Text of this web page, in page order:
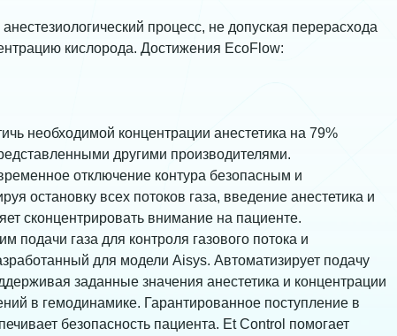
процесс, не допуская перерасхода
кислорода. Достижения EcoFlow:
необходимой концентрации анестетика на 79%
другими производителями.
отключение контура безопасным и
остановку всех потоков газа, введение анестетика и
сконцентрировать внимание на пациенте.
подачи газа для контроля газового потока и
для модели Aisys. Автоматизирует подачу
заданные значения анестетика и концентрации
в гемодинамике. Гарантированное поступление в
безопасность пациента. Et Control помогает